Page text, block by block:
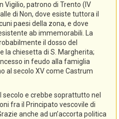
Vigilio, patrono di Trento (IV
di Non, dove esiste tuttora il
paesi della zona, e dove
ab immemorabili. La
il dosso del
la chiesetta di S. Margherita;
in feudo alla famiglia
al secolo XV come Castrum
secolo e crebbe soprattutto nel
fra il Principato vescovile di
anche ad un’accorta politica